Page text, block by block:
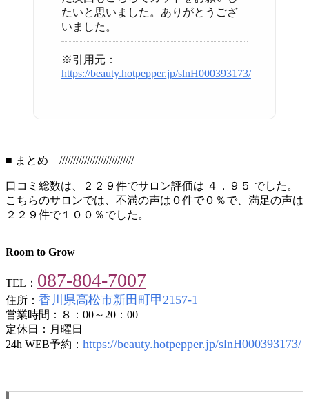
たいと思いました。ありがとうござ
いました。
※引用元：
https://beauty.hotpepper.jp/slnH000393173/
■ まとめ ///////////////////////////
口コミ総数は、２２９件でサロン評価は ４．９５ でした。
こちらのサロンでは、不満の声は０件で０％で、満足の声は
２２９件で１００％でした。
Room to Grow
TEL： 087-804-7007
住所： 香川県高松市新田町甲2157-1
営業時間：８：00～20：00
定休日：月曜日
24h WEB予約： https://beauty.hotpepper.jp/slnH000393173/